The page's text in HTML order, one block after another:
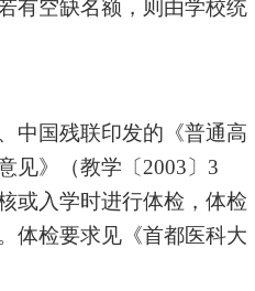
有空缺名额，则由学校统
中国残联印发的《普通高
见》（教学〔2003〕3
或入学时进行体检，体检
体检要求见《首都医科大